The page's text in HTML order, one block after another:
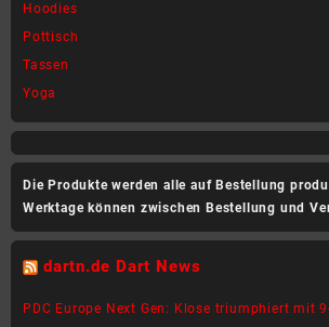
Hoodies
Pottisch
Tassen
Yoga
Die Produkte werden alle auf Bestellung
Werktage können zwischen Bestellung und
dartn.de Dart News
PDC Europe Next Gen: Klose triumphiert mit